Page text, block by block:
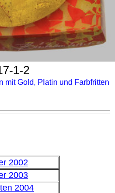
1-2
mit Gold, Platin und Farbfritten
2002
2003
2004